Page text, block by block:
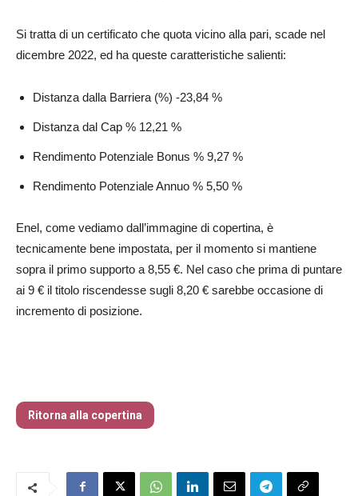
Si tratta di un certificato che quota vicino alla pari, scade nel
dicembre 2022, ed ha queste caratteristiche salienti:
Distanza dalla Barriera (%) -23,84 %
Distanza dal Cap % 12,21 %
Rendimento Potenziale Bonus % 9,27 %
Rendimento Potenziale Annuo % 5,50 %
Enel, come vediamo dall’immagine di copertina, è
tecnicamente bene impostata, per il momento si mantiene
sopra il primo supporto a 8,55 €. Nel caso che prima di puntare
ai 9 € il titolo riscendesse sugli 8,20 € sarebbe occasione di
incremento di posizione.
Ritorna alla copertina